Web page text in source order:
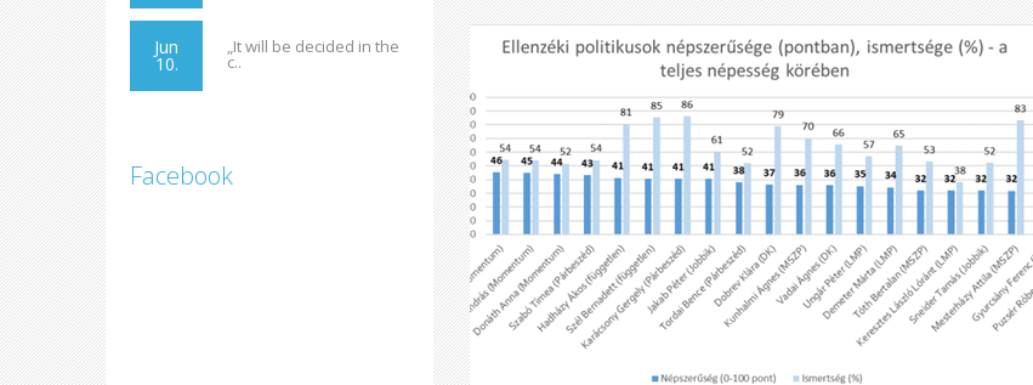
Jun
10.
„It will be decided in the
c..
Facebook